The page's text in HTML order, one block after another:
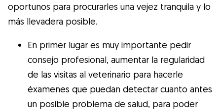
oportunos para procurarles una vejez tranquila y lo
más llevadera posible.
En primer lugar es muy importante pedir
consejo profesional, aumentar la regularidad
de las visitas al veterinario para hacerle
éxamenes que puedan detectar cuanto antes
un posible problema de salud, para poder